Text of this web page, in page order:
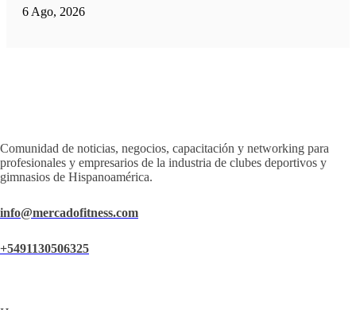
6 Ago, 2026
Comunidad de noticias, negocios, capacitación y networking para
profesionales y empresarios de la industria de clubes deportivos y
gimnasios de Hispanoamérica.
info@mercadofitness.com
+5491130506325